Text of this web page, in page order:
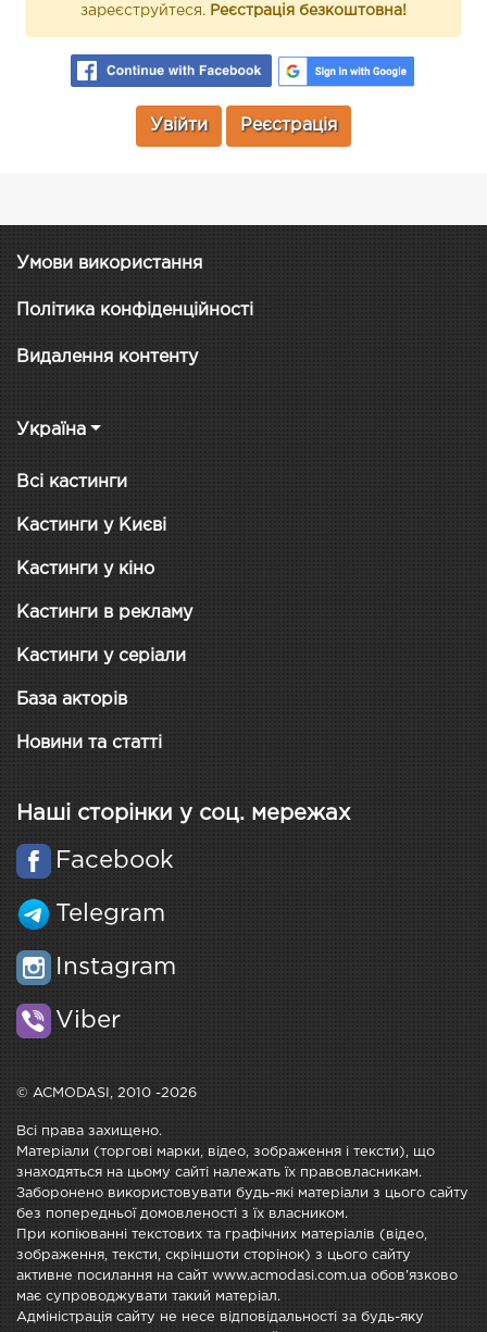
зареєструйтеся. Реєстрація безкоштовна!
Увійти Реєстрація
Умови використання
Політика конфіденційності
Видалення контенту
Україна
Всі кастинги
Кастинги у Києві
Кастинги у кіно
Кастинги в рекламу
Кастинги у серіали
База акторів
Новини та статті
Наші сторінки у соц. мережах
Facebook
Telegram
Instagram
Viber
© ACMODASI, 2010 -2026
Всі права захищено.
Матеріали (торгові марки, відео, зображення і тексти), що
знаходяться на цьому сайті належать їх правовласникам.
Заборонено використовувати будь-які матеріали з цього сайту
без попередньої домовленості з їх власником.
При копіюванні текстових та графічних матеріалів (відео,
зображення, тексти, скріншоти сторінок) з цього сайту
активне посилання на сайт www.acmodasi.com.ua обов'язково
має супроводжувати такий матеріал.
Адміністрація сайту не несе відповідальності за будь-яку